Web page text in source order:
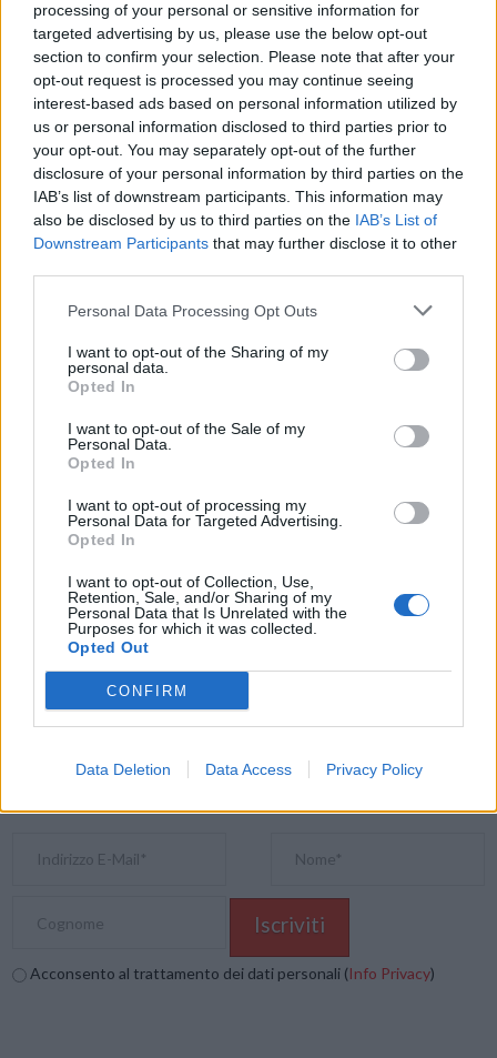
processing of your personal or sensitive information for
targeted advertising by us, please use the below opt-out
section to confirm your selection. Please note that after your
opt-out request is processed you may continue seeing
interest-based ads based on personal information utilized by
us or personal information disclosed to third parties prior to
your opt-out. You may separately opt-out of the further
disclosure of your personal information by third parties on the
IAB’s list of downstream participants. This information may
also be disclosed by us to third parties on the IAB’s List of
Downstream Participants that may further disclose it to other
Personal Data Processing Opt Outs
I want to opt-out of the Sharing of my
personal data.
Opted In
I want to opt-out of the Sale of my
Personal Data.
Opted In
I want to opt-out of processing my
Personal Data for Targeted Advertising.
Opted In
I want to opt-out of Collection, Use,
Retention, Sale, and/or Sharing of my
Personal Data that Is Unrelated with the
Purposes for which it was collected.
Opted Out
CONFIRM
Data Deletion Data Access Privacy Policy
autonomia (ciclo combinato WLTP) sarà presentato sullo stand.
Nuovo PEUGEOT E-2008: il SUV grintoso e agile
Best-seller del mercato dei SUV di segmento B da oltre tre anni,
PEUGEOT 2008 compie un nuovo passo avanti in termini di design,
tecnologia ed elettrificazione. Più Allure, grazie al suo carattere
elegante e al design da SUV deciso, più Eccellenza grazie alla nuova
motorizzazione elettrica da 115 kW/156 CV che offre fino a 406 km
L’allure unica di PEUGEOT E-308 associa il piacere di guida
caratteristico dei modelli PEUGEOT a un’efficienza ai vertici del
segmento. Nuova PEUGEOT E-308 è dotata di una batteria da 54
kWh e offre un’autonomia di oltre 413 km (ciclo combinato WLTP). È
disponibile anche nella silhouette SW, una proposta rara sul mercato.
E-mail LinkedIn Facebook
Mastodon
Stampa Altro
Vuoi ricevere gli aggiornamenti delle news di TecnoGazzetta?
Acconsento al trattamento dei dati personali (Info Privacy)